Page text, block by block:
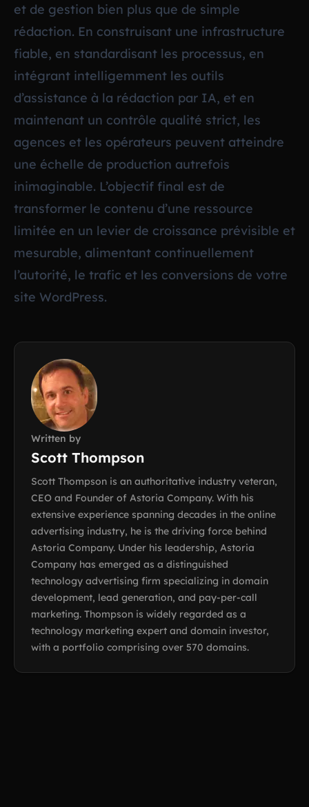
et de gestion bien plus que de simple
rédaction. En construisant une infrastructure
fiable, en standardisant les processus, en
intégrant intelligemment les outils
d’assistance à la rédaction par IA, et en
maintenant un contrôle qualité strict, les
agences et les opérateurs peuvent atteindre
une échelle de production autrefois
inimaginable. L’objectif final est de
transformer le contenu d’une ressource
limitée en un levier de croissance prévisible et
mesurable, alimentant continuellement
l’autorité, le trafic et les conversions de votre
site WordPress.
Written by
Scott Thompson
Scott Thompson is an authoritative industry veteran,
CEO and Founder of Astoria Company. With his
extensive experience spanning decades in the online
advertising industry, he is the driving force behind
Astoria Company. Under his leadership, Astoria
Company has emerged as a distinguished
technology advertising firm specializing in domain
development, lead generation, and pay-per-call
marketing. Thompson is widely regarded as a
technology marketing expert and domain investor,
with a portfolio comprising over 570 domains.